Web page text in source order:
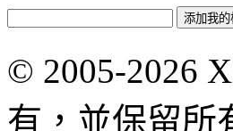
© 2005-2026
有，並保留所